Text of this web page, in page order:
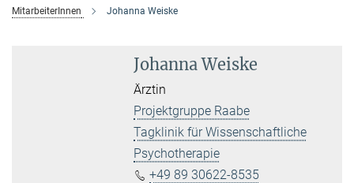
MitarbeiterInnen Johanna Weiske
Johanna Weiske
Ärztin
Projektgruppe Raabe
Tagklinik für Wissenschaftliche
Psychotherapie
+49 89 30622-8535